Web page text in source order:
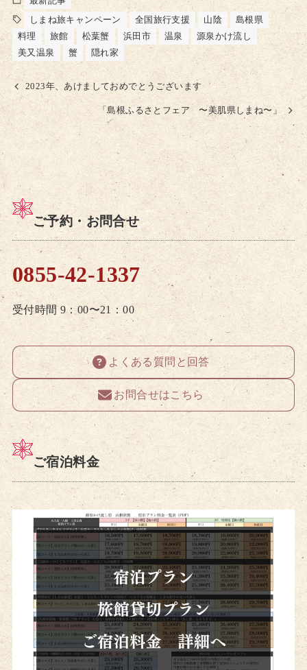
しまね旅キャンペーン
全国旅行支援 山陰
島根県
料理
旅館 松葉蟹 浜田市 温泉
源泉かけ流し
美又温泉
蟹 隠れ家
2023年、あけましておめでとうございます
「島根ふるさとフェア 〜美肌県しまね〜」
ご予約・お問合せ
0855-42-1337
受付時間 9：00〜21：00
よくある質問と回答
お問合せはこちら
ご宿泊料金